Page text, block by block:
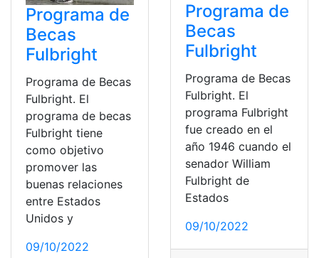
Programa de
Becas
Fulbright
Programa de Becas
Fulbright. El
programa de becas
Fulbright tiene
como objetivo
promover las
buenas relaciones
entre Estados
Unidos y
09/10/2022
Programa de
Becas
Fulbright
Programa de Becas
Fulbright. El
programa Fulbright
fue creado en el
año 1946 cuando el
senador William
Fulbright de
Estados
09/10/2022